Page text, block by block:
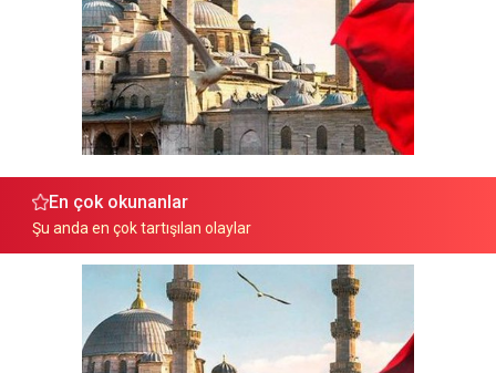
En çok okunanlar
Şu anda en çok tartışılan olaylar